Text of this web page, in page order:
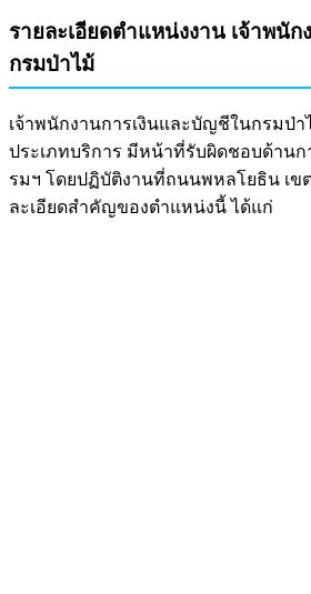
รายละเอียดตำแหน่งงาน เจ้าพนั
กรมป่าไม้
เจ้าพนักงานการเงินและบัญชีในกรมป่า
ประเภทบริการ มีหน้าที่รับผิดชอบด้าน
รมฯ โดยปฏิบัติงานที่ถนนพหลโยธิน เข
ละเอียดสำคัญของตำแหน่งนี้ ได้แก่